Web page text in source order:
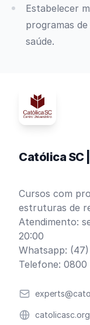
Estabelecer
programas
saúde.
Católica SC
Cursos com
estruturas de
Atendimento:
20:00
Whatsapp:
Telefone:
Email
Website